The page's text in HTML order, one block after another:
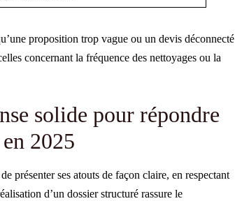
proposition trop vague ou un devis déconnecté
concernant la fréquence des nettoyages ou la
solide pour répondre
2025
présenter ses atouts de façon claire, en respectant
d’un dossier structuré rassure le